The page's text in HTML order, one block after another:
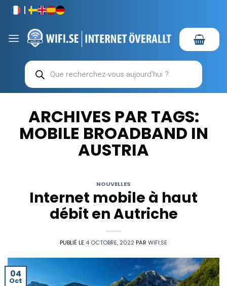
Passer
contenu
Recherche
de
produits
ARCHIVES PAR TAGS:
MOBILE BROADBAND IN
AUSTRIA
NOUVELLES
Internet mobile à haut
débit en Autriche
PUBLIÉ LE 4 OCTOBRE, 2022PAR WIFI.SE
04
Oct